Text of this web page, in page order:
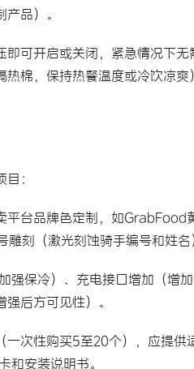
品）。
即可开启或关闭，紧急情况下
热棉，保持热餐温度或冷饮凉
：
平台品牌色定制，如
刻（激光刻蚀骑手编号和姓名
强保冷）、充电接口增加（增
后方可见性）。
一次性购买5至20个），应提供
和安装说明书。